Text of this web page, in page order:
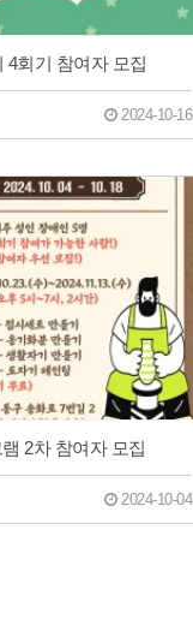
4회기 참여자 모집
2024-10-16
2차 참여자 모집
2024-10-04